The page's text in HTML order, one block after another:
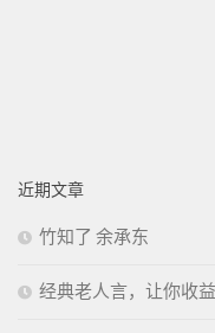
近期文章
竹知了 余承东
经典老人言，让你收